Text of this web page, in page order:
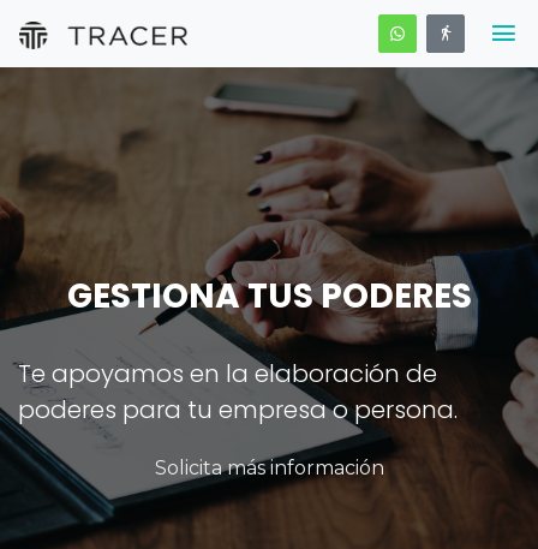
GESTIONA TUS PODERES
Te apoyamos en la elaboración de
poderes para tu empresa o persona.
Solicita más información